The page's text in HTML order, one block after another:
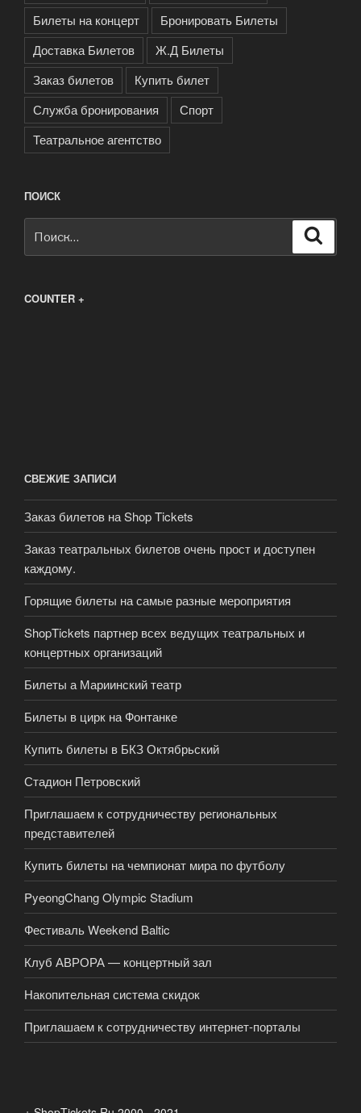
Билеты на концерт
Бронировать Билеты
Доставка Билетов
Ж.Д Билеты
Заказ билетов
Купить билет
Служба бронирования
Спорт
Театральное агентство
ПОИСК
COUNTER +
СВЕЖИЕ ЗАПИСИ
Заказ билетов на Shop Tickets
Заказ театральных билетов очень прост и доступен
каждому.
Горящие билеты на самые разные мероприятия
ShopTickets партнер всех ведущих театральных и
концертных организаций
Билеты а Мариинский театр
Билеты в цирк на Фонтанке
Купить билеты в БКЗ Октябрьский
Стадион Петровский
Приглашаем к сотрудничеству региональных
представителей
Купить билеты на чемпионат мира по футболу
PyeongChang Olympic Stadium
Фестиваль Weekend Baltic
Клуб АВРОРА — концертный зал
Накопительная система скидок
Приглашаем к сотрудничеству интернет-порталы